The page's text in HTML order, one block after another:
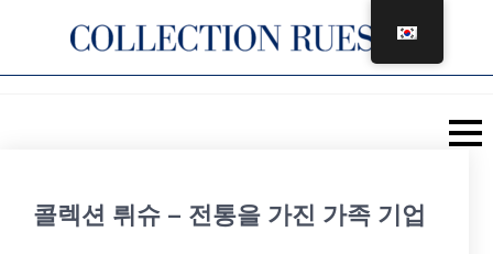
츠
콜렉션 뤼슈 – 전통을 가진 가족 기업